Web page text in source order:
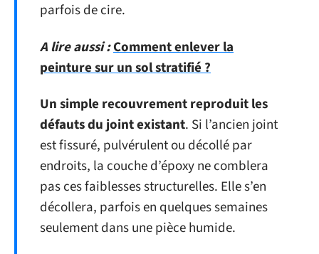
parfois de cire.
A lire aussi :Comment enlever la
peinture sur un sol stratifié ?
Un simple recouvrement reproduit les
défauts du joint existant. Si l’ancien joint
est fissuré, pulvérulent ou décollé par
endroits, la couche d’époxy ne comblera
pas ces faiblesses structurelles. Elle s’en
décollera, parfois en quelques semaines
seulement dans une pièce humide.